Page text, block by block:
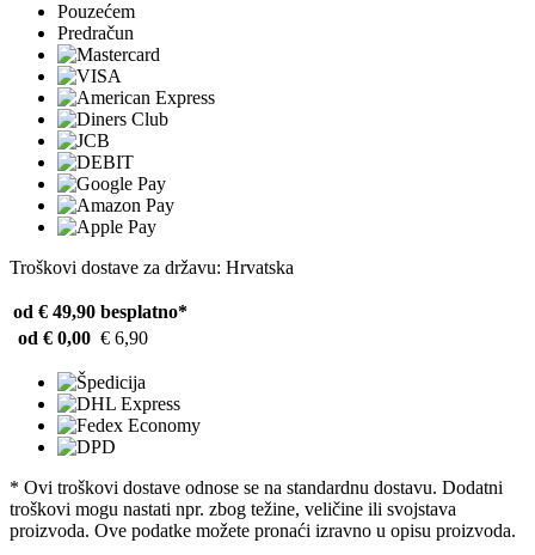
Pouzećem
Predračun
Troškovi dostave za državu: Hrvatska
od € 49,90 besplatno*
od € 0,00 € 6,90
* Ovi troškovi dostave odnose se na standardnu ​​dostavu. Dodatni
troškovi mogu nastati npr. zbog težine, veličine ili svojstava
proizvoda. Ove podatke možete pronaći izravno u opisu proizvoda.